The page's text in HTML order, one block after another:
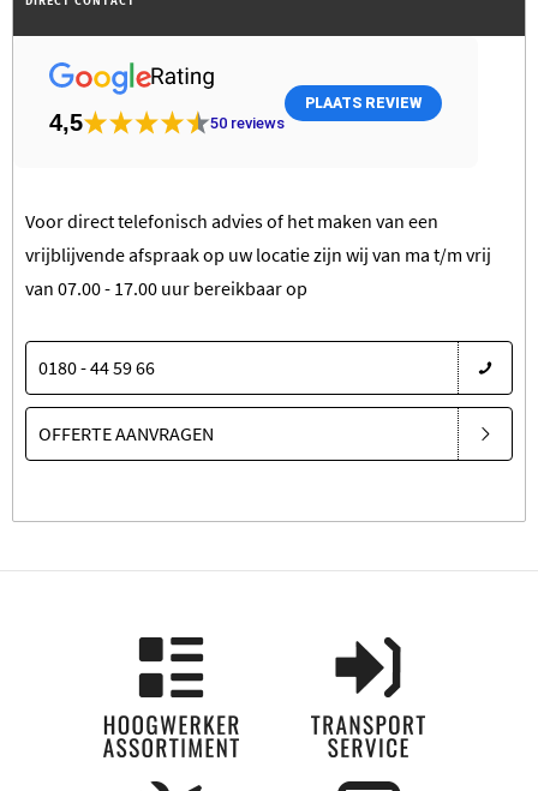
4,5 50 reviews
PLAATS REVIEW
Voor direct telefonisch advies of het maken van een
vrijblijvende afspraak op uw locatie zijn wij van ma t/m vrij
van 07.00 - 17.00 uur bereikbaar op
0180 - 44 59 66
OFFERTE AANVRAGEN